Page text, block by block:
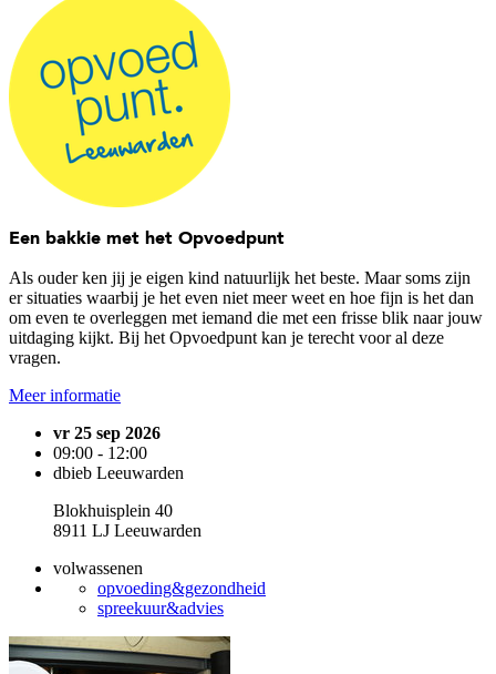
Een bakkie met het Opvoedpunt
Als ouder ken jij je eigen kind natuurlijk het beste. Maar soms zijn
er situaties waarbij je het even niet meer weet en hoe fijn is het dan
om even te overleggen met iemand die met een frisse blik naar jouw
uitdaging kijkt. Bij het Opvoedpunt kan je terecht voor al deze
vragen.
Meer informatie
vr 25 sep 2026
09:00 - 12:00
dbieb Leeuwarden
Blokhuisplein 40
8911 LJ Leeuwarden
volwassenen
opvoeding&gezondheid
spreekuur&advies